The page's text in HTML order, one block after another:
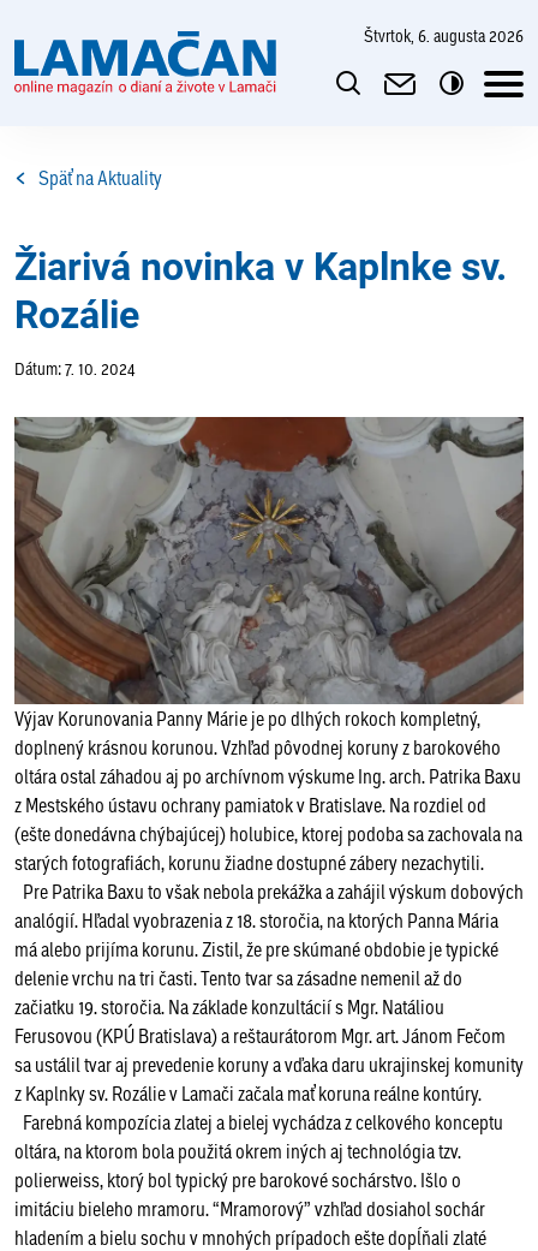
štvrtok, 6. augusta 2026
Späť na Aktuality
Žiarivá novinka v Kaplnke sv.
Rozálie
Dátum: 7. 10. 2024
Výjav Korunovania Panny Márie je po dlhých rokoch kompletný,
doplnený krásnou korunou. Vzhľad pôvodnej koruny z barokového
oltára ostal záhadou aj po archívnom výskume Ing. arch. Patrika Baxu
z Mestského ústavu ochrany pamiatok v Bratislave. Na rozdiel od
(ešte donedávna chýbajúcej) holubice, ktorej podoba sa zachovala na
starých fotografiách, korunu žiadne dostupné zábery nezachytili.
Pre Patrika Baxu to však nebola prekážka a zahájil výskum dobových
analógií. Hľadal vyobrazenia z 18. storočia, na ktorých Panna Mária
má alebo prijíma korunu. Zistil, že pre skúmané obdobie je typické
delenie vrchu na tri časti. Tento tvar sa zásadne nemenil až do
začiatku 19. storočia. Na základe konzultácií s Mgr. Natáliou
Ferusovou (KPÚ Bratislava) a reštaurátorom Mgr. art. Jánom Fečom
sa ustálil tvar aj prevedenie koruny a vďaka daru ukrajinskej komunity
z Kaplnky sv. Rozálie v Lamači začala mať koruna reálne kontúry.
Farebná kompozícia zlatej a bielej vychádza z celkového konceptu
oltára, na ktorom bola použitá okrem iných aj technológia tzv.
polierweiss, ktorý bol typický pre barokové sochárstvo. Išlo o
imitáciu bieleho mramoru. “Mramorový” vzhľad dosiahol sochár
hladením a bielu sochu v mnohých prípadoch ešte dopĺňali zlaté